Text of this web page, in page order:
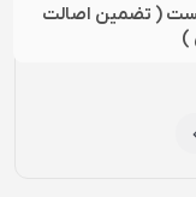
سیستم خودکار
دریچه های بخار
روزه تست ( تضمین اصالت
)